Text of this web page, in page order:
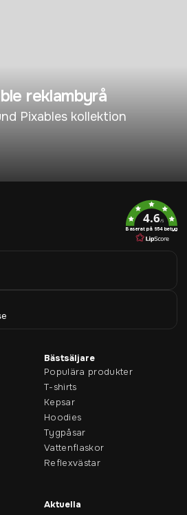
reklambyrå
Pixables kollektion
4.6/5
Baserat på 954 betyg
Bästsäljare
Populära produkter
T-shirts
Kepsar
Hoodies
Tygpåsar
Vattenflaskor
Reflexvästar
Aktuella